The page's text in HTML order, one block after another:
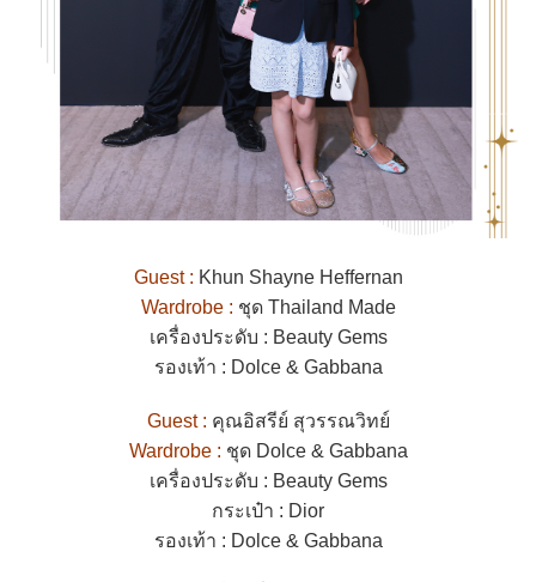
Guest : Khun Shayne Heffernan
Wardrobe : ชุด Thailand Made
เครื่องประดับ : Beauty Gems
รองเท้า : Dolce & Gabbana
Guest : คุณอิสรีย์ สุวรรณวิทย์
Wardrobe : ชุด Dolce & Gabbana
เครื่องประดับ : Beauty Gems
กระเป๋า : Dior
รองเท้า : Dolce & Gabbana